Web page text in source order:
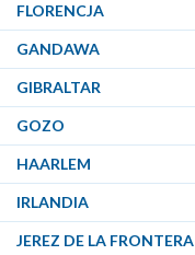
FLORENCJA
GANDAWA
GIBRALTAR
GOZO
HAARLEM
IRLANDIA
JEREZ DE LA FRONTERA